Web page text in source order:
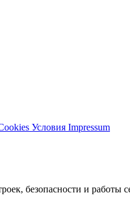
Условия Impressum
безопасности и работы